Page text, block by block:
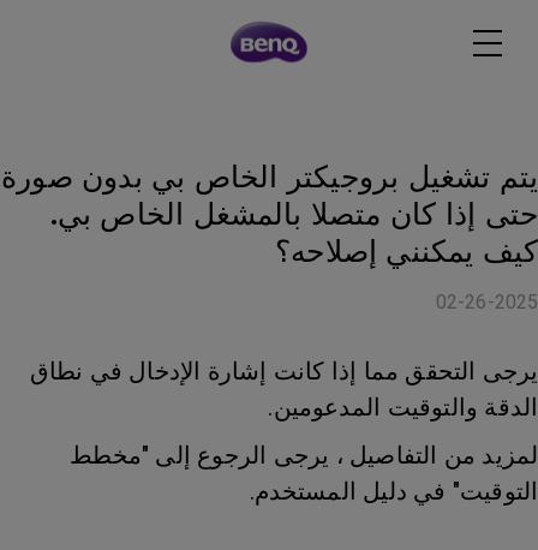
يتم تشغيل بروجيكتر الخاص بي بدون صورة
حتى إذا كان متصلا بالمشغل الخاص بي.
كيف يمكنني إصلاحه؟
02-26-2025
يرجى التحقق مما إذا كانت إشارة الإدخال في نطاق
الدقة والتوقيت المدعومين.
لمزيد من التفاصيل ، يرجى الرجوع إلى "مخطط
التوقيت" في دليل المستخدم.